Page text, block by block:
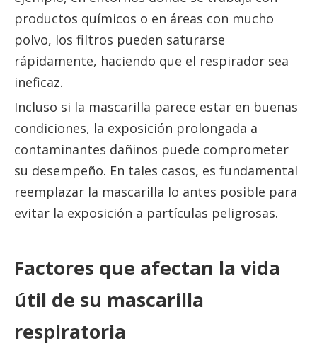
productos químicos o en áreas con mucho
polvo, los filtros pueden saturarse
rápidamente, haciendo que el respirador sea
ineficaz.
Incluso si la mascarilla parece estar en buenas
condiciones, la exposición prolongada a
contaminantes dañinos puede comprometer
su desempeño. En tales casos, es fundamental
reemplazar la mascarilla lo antes posible para
evitar la exposición a partículas peligrosas.
Factores que afectan la vida
útil de su mascarilla
respiratoria